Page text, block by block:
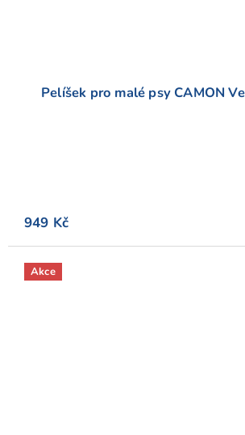
Pelíšek pro malé psy CAMON
je
z
5
949 Kč
Akce